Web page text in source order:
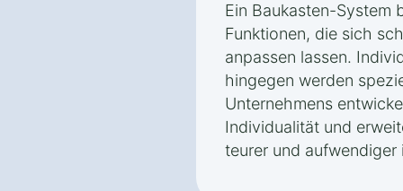
Ein Baukasten-System
Funktionen, die sich
anpassen lassen.
hingegen werden
Unternehmens
Individualität und
teurer und aufwendiger